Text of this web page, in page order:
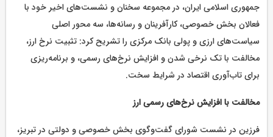
جمهوری اسلامی ایران، در مجموعه سخنان و نشست‌های اخیر خود با
فعالان بخش خصوصی، کارآفرینان و رسانه‌ها، سه محور اصلی
سیاست‌های ارزی و پولی بانک مرکزی را تشریح کرد: تثبیت نرخ ارز،
مخالفت با تک نرخی شدن و افزایش نرخ‌های رسمی، و برنامه‌ریزی
برای تاب‌آوری اقتصاد در شرایط سخت.
مخالفت با افزایش نرخ‌های رسمی ارز
فرزین در نشست شورای گفت‌وگوی بخش خصوصی و دولتی در تبریز،